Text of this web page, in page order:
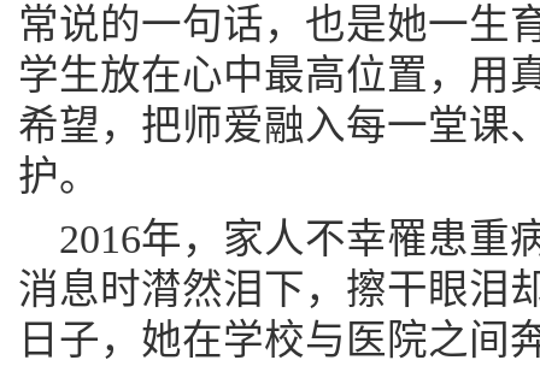
常说的一句话，也是她一生
学生放在心中最高位置，用
希望，把师爱融入每一堂课
护。
2016年，家人不幸罹患重
消息时潸然泪下，擦干眼泪
日子，她在学校与医院之间